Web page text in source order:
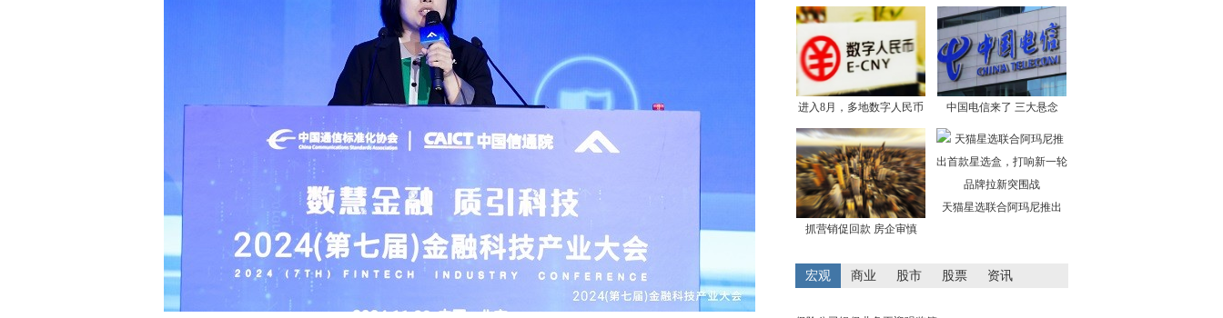
进入8月，多地数字人民币 中国电信来了 三大悬念
抓营销促回款 房企审慎
天猫星选联合阿玛尼推出
宏观 商业 股市 股票 资讯